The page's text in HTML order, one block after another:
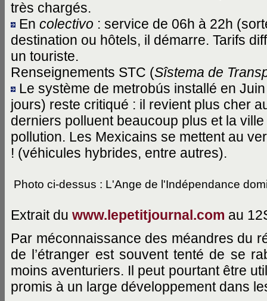
très chargés.
En colectivo : service de 06h à 22h
destination ou hôtels, il démarre. Tarifs
un touriste.
Renseignements STC (Sîstema de
Le système de metrobús installé en
jours) reste critiqué : il revient plus cher
derniers polluent beaucoup plus et la
pollution. Les Mexicains se mettent au
! (véhicules hybrides, entre autres).
Photo ci-dessus : L'Ange de l'Indépendance
Extrait du www.lepetitjournal.com au
Par méconnaissance des méandres du
de l’étranger est souvent tenté de se
moins aventuriers. Il peut pourtant être
promis à un large développement dans